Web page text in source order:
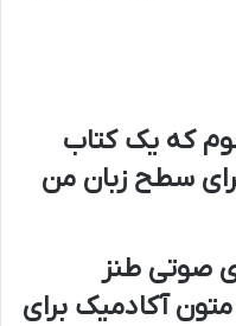
که یک کتاب
سطح زبان من
صوتی طنز
آکادمیک برای